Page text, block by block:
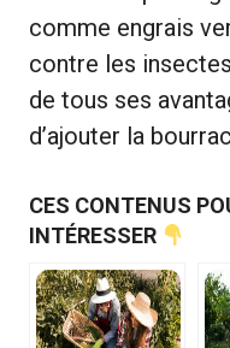
comme engrais
contre les
de tous ses
d’ajouter la
CES CONTENUS
INTÉRESSER